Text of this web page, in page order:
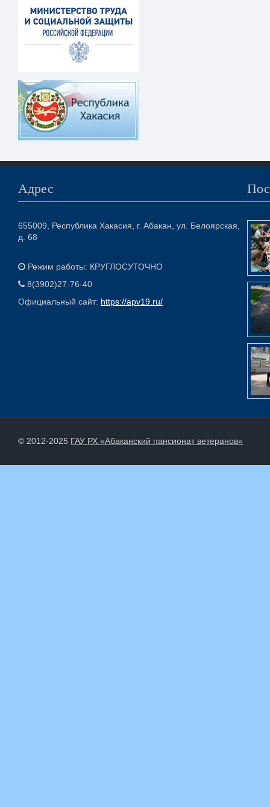
Адрес
655009, Республика Хакасия, г. Абакан, ул. Белоярская,
д. 68
Режим работы: КРУГЛОСУТОЧНО
8(3902)27-76-40
Официальный сайт: https://apv19.ru/
© 2012-2025 ГАУ РХ «Абаканский пансионат ветеранов»